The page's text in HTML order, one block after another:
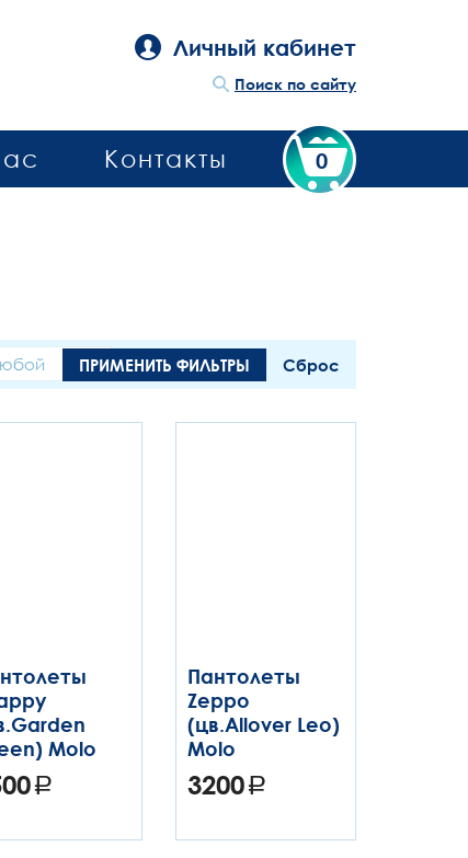
Личный кабинет
Поиск по сайту
0
Контакты
ПРИМЕНИТЬ ФИЛЬТРЫ Сброс
Molo
Пантолеты
Zeppo
(цв.Allover Leo)
Molo
3200